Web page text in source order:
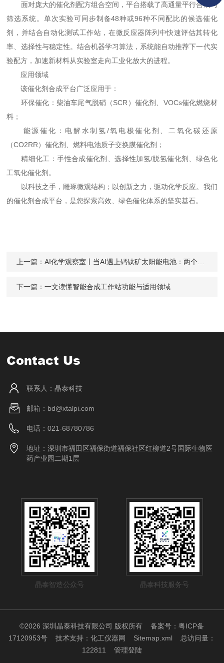
面对庞大的催化剂配方组合空间，平台搭载了高通量平行合成与
筛选系统。单次实验可同步制备48种或96种不同配比的候选催化
剂，并结合自动化测试工作站，在微反应器阵列中快速评估其转化
率、选择性与稳定性。结合机器学习算法，系统能自动推荐下一代实
验配方，加速新材料从实验室走向工业化放大的进程。
应用领域
该催化剂合成平台广泛应用于：
环保催化：柴油车尾气脱硝（SCR）催化剂、VOCs催化燃烧材
料；
能源催化：电解水制氢/氧电极催化剂、二氧化碳还原
（CO2RR）催化剂、燃料电池质子交换膜催化剂；
精细化工：手性合成催化剂、选择性加氢/脱氢催化剂、绿色化
工氧化催化剂。
以科技之手，雕琢微观结构；以创新之力，驱动化学反应。我们
的催化剂合成平台，是您探索高效、绿色催化体系的坚实基石。
上一篇：AI化学观察室丨当AI遇上钙钛矿太阳能电池：两个顶尖团队分别打破效率纪录
下一篇：一文读懂智能合成工作站功能与适用领域
Contact Us
联系人：晶泰科技
邮箱：bd@xtalpi.com
电话：021-68780786
地址：深圳市福田区福保街道福保社区红柳道2号国际生物医
药产业园二期1层
晶泰科技服务号
晶泰智造公众号
©2026 深圳晶泰科技有限公司 版权所有备案号：粤ICP备
17120953号技术支持： 化工仪器网 Sitemap.xml 总访问量：
122811 管理登陆